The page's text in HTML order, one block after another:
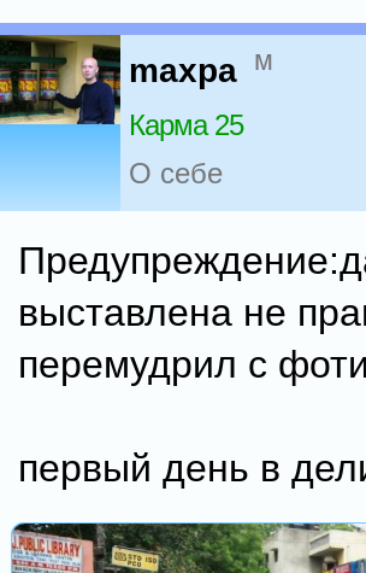
maxpa м
Карма 25
О себе
выставлена не
перемудрил с
первый день в